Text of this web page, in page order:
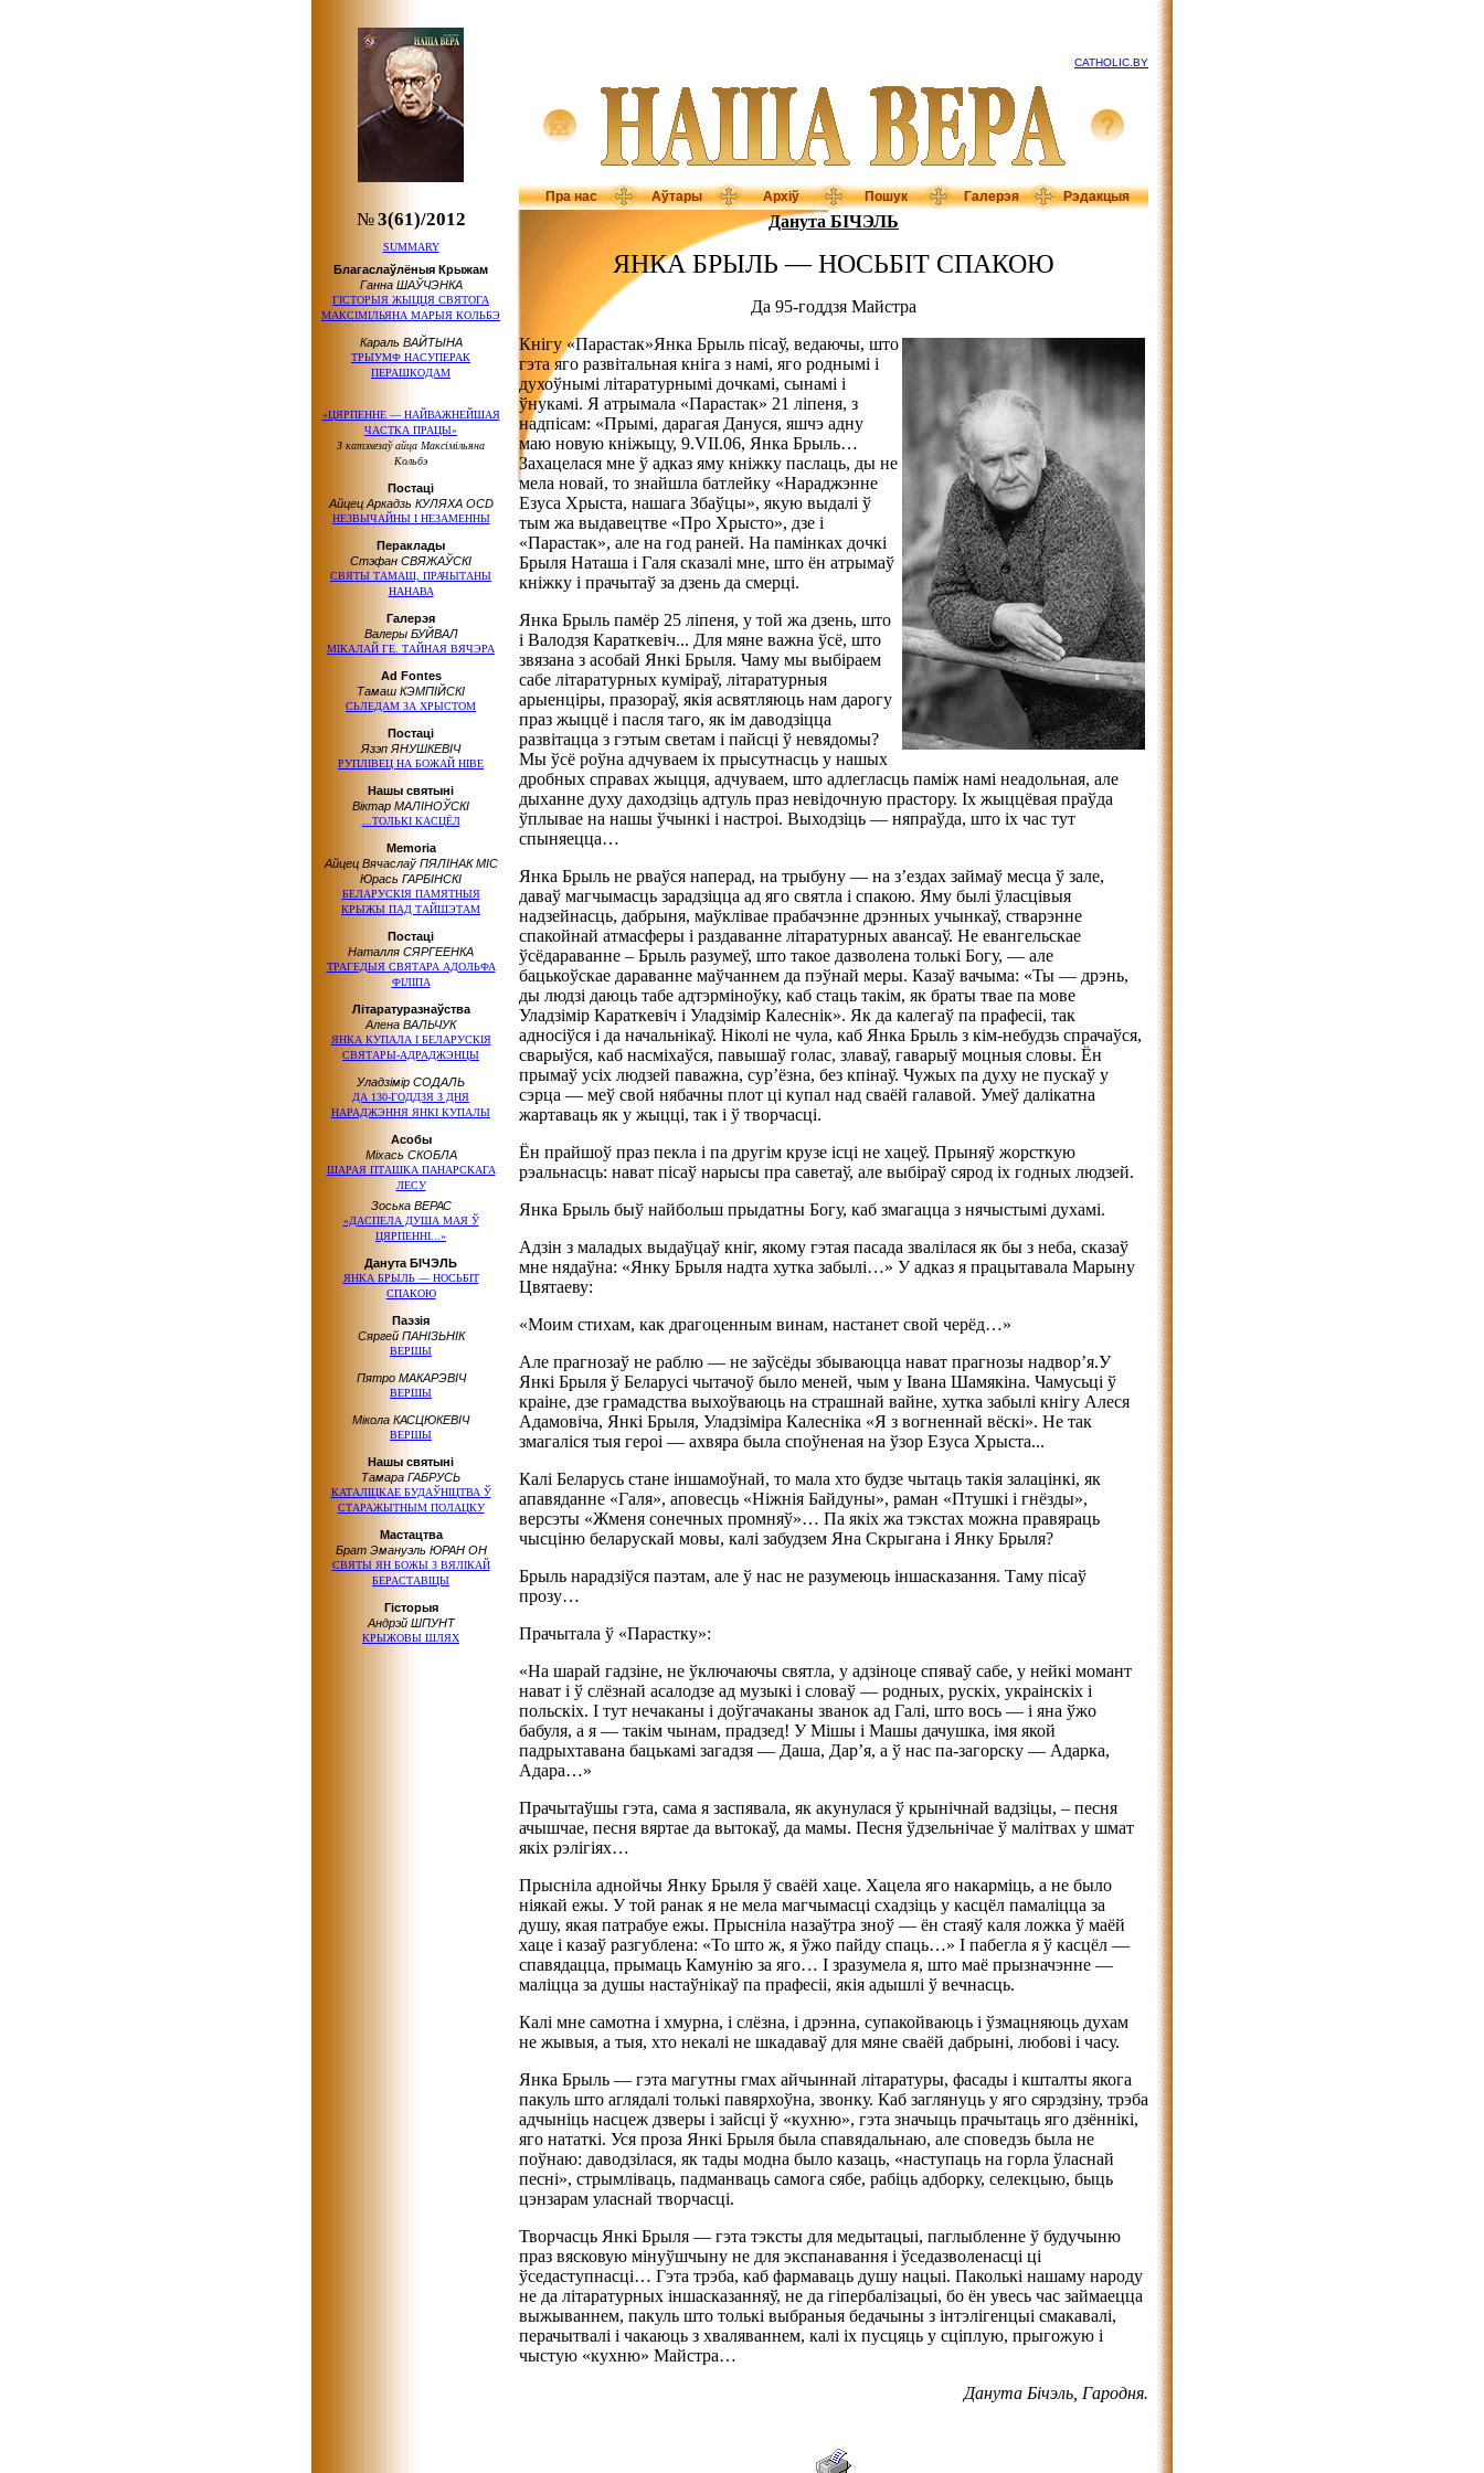
CATHOLIC.BY
Пра нас Аўтары Архіў Пошук Галерэя Рэдакцыя
№3(61)/2012
SUMMARY
Благаслаўлёныя Крыжам
Ганна ШАЎЧЭНКА
ГІСТОРЫЯ ЖЫЦЦЯ СВЯТОГА
МАКСІМІЛЬЯНА МАРЫЯ КОЛЬБЭ
Караль ВАЙТЫНА
ТРЫУМФ НАСУПЕРАК
ПЕРАШКОДАМ
«ЦЯРПЕННЕ — НАЙВАЖНЕЙШАЯ
ЧАСТКА ПРАЦЫ»
З катэхезаў айца Максімільяна
Кольбэ
Постаці
Айцец Аркадзь КУЛЯХА OCD
НЕЗВЫЧАЙНЫ І НЕЗАМЕННЫ
Пераклады
Стэфан СВЯЖАЎСКІ
СВЯТЫ ТАМАШ, ПРАЧЫТАНЫ
НАНАВА
Галерэя
Валеры БУЙВАЛ
МІКАЛАЙ ГЕ. ТАЙНАЯ ВЯЧЭРА
Ad Fontes
Тамаш КЭМПІЙСКІ
СЬЛЕДАМ ЗА ХРЫСТОМ
Постаці
Язэп ЯНУШКЕВІЧ
РУПЛІВЕЦ НА БОЖАЙ НІВЕ
Нашы святыні
Віктар МАЛІНОЎСКІ
...ТОЛЬКІ КАСЦЁЛ
Memoria
Айцец Вячаслаў ПЯЛІНАК MIC
Юрась ГАРБІНСКІ
БЕЛАРУСКІЯ ПАМЯТНЫЯ
КРЫЖЫ ПАД ТАЙШЭТАМ
Постаці
Наталля СЯРГЕЕНКА
ТРАГЕДЫЯ СВЯТАРА АДОЛЬФА
ФІЛІПА
Літаратуразнаўства
Алена ВАЛЬЧУК
ЯНКА КУПАЛА І БЕЛАРУСКІЯ
СВЯТАРЫ-АДРАДЖЭНЦЫ
Уладзімір СОДАЛЬ
ДА 130-ГОДДЗЯ З ДНЯ
НАРАДЖЭННЯ ЯНКІ КУПАЛЫ
Асобы
Міхась СКОБЛА
ШАРАЯ ПТАШКА ПАНАРСКАГА
ЛЕСУ
Зоська ВЕРАС
«ДАСПЕЛА ДУША МАЯ Ў
ЦЯРПЕННІ...»
Данута БІЧЭЛЬ
ЯНКА БРЫЛЬ — НОСЬБІТ
СПАКОЮ
Паэзія
Сяргей ПАНІЗЬНІК
ВЕРШЫ
Пятро МАКАРЭВІЧ
ВЕРШЫ
Мікола КАСЦЮКЕВІЧ
ВЕРШЫ
Нашы святыні
Тамара ГАБРУСЬ
КАТАЛІЦКАЕ БУДАЎНІЦТВА Ў
СТАРАЖЫТНЫМ ПОЛАЦКУ
Мастацтва
Брат Эмануэль ЮРАН OH
СВЯТЫ ЯН БОЖЫ З ВЯЛІКАЙ
БЕРАСТАВІЦЫ
Гісторыя
Андрэй ШПУНТ
КРЫЖОВЫ ШЛЯХ
Данута БІЧЭЛЬ
ЯНКА БРЫЛЬ — НОСЬБІТ СПАКОЮ
Да 95-годдзя Майстра
Кнігу «Парастак»Янка Брыль пісаў, ведаючы, што
гэта яго развітальная кніга з намі, яго роднымі і
духоўнымі літаратурнымі дочкамі, сынамі і
ўнукамі. Я атрымала «Парастак» 21 ліпеня, з
надпісам: «Прымі, дарагая Дануся, яшчэ адну
маю новую кніжыцу, 9.VII.06, Янка Брыль…
Захацелася мне ў адказ яму кніжку паслаць, ды не
мела новай, то знайшла батлейку «Нараджэнне
Езуса Хрыста, нашага Збаўцы», якую выдалі ў
тым жа выдавецтве «Про Хрысто», дзе і
«Парастак», але на год раней. На памінках дочкі
Брыля Наташа і Галя сказалі мне, што ён атрымаў
кніжку і прачытаў за дзень да смерці.
Янка Брыль памёр 25 ліпеня, у той жа дзень, што
і Валодзя Караткевіч... Для мяне важна ўсё, што
звязана з асобай Янкі Брыля. Чаму мы выбіраем
сабе літаратурных куміраў, літаратурныя
арыенціры, празораў, якія асвятляюць нам дарогу
праз жыццё і пасля таго, як ім даводзіцца
развітацца з гэтым светам і пайсці ў невядомы?
Мы ўсё роўна адчуваем іх прысутнасць у нашых
дробных справах жыцця, адчуваем, што адлегласць паміж намі неадольная, але
дыханне духу даходзіць адтуль праз невідочную прастору. Іх жыццёвая праўда
ўплывае на нашы ўчынкі і настроі. Выходзіць — няпраўда, што іх час тут
спыняецца…
Янка Брыль не рваўся наперад, на трыбуну — на з’ездах займаў месца ў зале,
даваў магчымасць зарадзіцца ад яго святла і спакою. Яму былі ўласцівыя
надзейнасць, дабрыня, маўклівае прабачэнне дрэнных учынкаў, стварэнне
спакойнай атмасферы і раздаванне літаратурных авансаў. Не евангельскае
ўсёдараванне – Брыль разумеў, што такое дазволена толькі Богу, — але
бацькоўскае дараванне маўчаннем да пэўнай меры. Казаў вачыма: «Ты — дрэнь,
ды людзі даюць табе адтэрміноўку, каб стаць такім, як браты твае па мове
Уладзімір Караткевіч і Уладзімір Калеснік». Як да калегаў па прафесіі, так
адносіўся і да начальнікаў. Ніколі не чула, каб Янка Брыль з кім-небудзь спрачаўся,
сварыўся, каб насміхаўся, павышаў голас, злаваў, гаварыў моцныя словы. Ён
прымаў усіх людзей паважна, сур’ёзна, без кпінаў. Чужых па духу не пускаў у
сэрца — меў свой нябачны плот ці купал над сваёй галавой. Умеў далікатна
жартаваць як у жыцці, так і ў творчасці.
Ён прайшоў праз пекла і па другім крузе ісці не хацеў. Прыняў жорсткую
рэальнасць: нават пісаў нарысы пра саветаў, але выбіраў сярод іх годных людзей.
Янка Брыль быў найбольш прыдатны Богу, каб змагацца з нячыстымі духамі.
Адзін з маладых выдаўцаў кніг, якому гэтая пасада звалілася як бы з неба, сказаў
мне нядаўна: «Янку Брыля надта хутка забылі…» У адказ я працытавала Марыну
Цвятаеву:
«Моим стихам, как драгоценным винам, настанет свой черёд…»
Але прагнозаў не раблю — не заўсёды збываюцца нават прагнозы надвор’я.У
Янкі Брыля ў Беларусі чытачоў было меней, чым у Івана Шамякіна. Чамусьці ў
краіне, дзе грамадства выхоўваюць на страшнай вайне, хутка забылі кнігу Алеся
Адамовіча, Янкі Брыля, Уладзіміра Калесніка «Я з вогненнай вёскі». Не так
змагаліся тыя героі — ахвяра была споўненая на ўзор Езуса Хрыста...
Калі Беларусь стане іншамоўнай, то мала хто будзе чытаць такія залацінкі, як
апавяданне «Галя», аповесць «Ніжнія Байдуны», раман «Птушкі і гнёзды»,
версэты «Жменя сонечных промняў»… Па якіх жа тэкстах можна правяраць
чысціню беларускай мовы, калі забудзем Яна Скрыгана і Янку Брыля?
Брыль нарадзіўся паэтам, але ў нас не разумеюць іншасказання. Таму пісаў
прозу…
Прачытала ў «Парастку»:
«На шарай гадзіне, не ўключаючы святла, у адзіноце спяваў сабе, у нейкі момант
нават і ў слёзнай асалодзе ад музыкі і словаў — родных, рускіх, украінскіх і
польскіх. І тут нечаканы і доўгачаканы званок ад Галі, што вось — і яна ўжо
бабуля, а я — такім чынам, прадзед! У Мішы і Машы дачушка, імя якой
падрыхтавана бацькамі загадзя — Даша, Дар’я, а ў нас па-загорску — Адарка,
Адара…»
Прачытаўшы гэта, сама я заспявала, як акунулася ў крынічнай вадзіцы, – песня
ачышчае, песня вяртае да вытокаў, да мамы. Песня ўдзельнічае ў малітвах у шмат
якіх рэлігіях…
Прысніла аднойчы Янку Брыля ў сваёй хаце. Хацела яго накарміць, а не было
ніякай ежы. У той ранак я не мела магчымасці схадзіць у касцёл памаліцца за
душу, якая патрабуе ежы. Прысніла назаўтра зноў — ён стаяў каля ложка ў маёй
хаце і казаў разгублена: «То што ж, я ўжо пайду спаць…» І пабегла я ў касцёл —
спавядацца, прымаць Камунію за яго… І зразумела я, што маё прызначэнне —
маліцца за душы настаўнікаў па прафесіі, якія адышлі ў вечнасць.
Калі мне самотна і хмурна, і слёзна, і дрэнна, супакойваюць і ўзмацняюць духам
не жывыя, а тыя, хто некалі не шкадаваў для мяне сваёй дабрыні, любові і часу.
Янка Брыль — гэта магутны гмах айчыннай літаратуры, фасады і кшталты якога
пакуль што аглядалі толькі павярхоўна, звонку. Каб заглянуць у яго сярэдзіну, трэба
адчыніць насцеж дзверы і зайсці ў «кухню», гэта значыць прачытаць яго дзённікі,
яго нататкі. Уся проза Янкі Брыля была спавядальнаю, але споведзь была не
поўнаю: даводзілася, як тады модна было казаць, «наступаць на горла ўласнай
песні», стрымліваць, падманваць самога сябе, рабіць адборку, селекцыю, быць
цэнзарам уласнай творчасці.
Творчасць Янкі Брыля — гэта тэксты для медытацыі, паглыбленне ў будучыню
праз вясковую мінуўшчыну не для экспанавання і ўседазволенасці ці
ўседаступнасці… Гэта трэба, каб фармаваць душу нацыі. Паколькі нашаму народу
не да літаратурных іншасказанняў, не да гіпербалізацыі, бо ён увесь час займаецца
выжываннем, пакуль што толькі выбраныя бедачыны з інтэлігенцыі смакавалі,
перачытвалі і чакаюць з хваляваннем, калі іх пусцяць у сціплую, прыгожую і
чыстую «кухню» Майстра…
Данута Бічэль, Гародня.